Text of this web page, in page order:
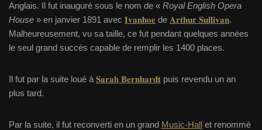
Anglais. Il fut inauguré sous le nom de « Royal English Opera
House » en janvier 1891 avec 𝐈𝐯𝐚𝐧𝐡𝐨𝐞 de 𝐀𝐫𝐭𝐡𝐮𝐫 𝐒𝐮𝐥𝐥𝐢𝐯𝐚𝐧.
Malheureusement, vu sa taille, ce fut pendant quelques années
le seul grand succès capable de remplir les 1400 places.
Il fut par la suite loué à𝐒𝐚𝐫𝐚𝐡 𝐁𝐞𝐫𝐧𝐡𝐚𝐫𝐝𝐭 puis revendu un an
plus tard.
Par la suite, il fut reconverti en un grand Music-Hall et renommé